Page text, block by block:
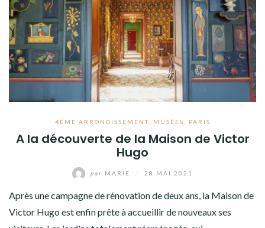
4ÈME ARRONDISSEMENT, MUSÉES, PARIS
A la découverte de la Maison de Victor
Hugo
par MARIE 28 MAI 2021
Après une campagne de rénovation de deux ans, la Maison de
Victor Hugo est enfin prête à accueillir de nouveaux ses